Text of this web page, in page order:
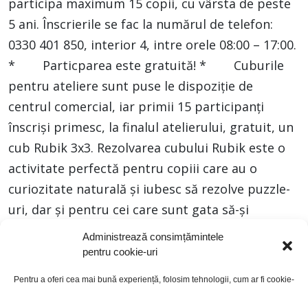
Administrează consimțămintele
pentru cookie-uri
Pentru a oferi cea mai bună experiență, folosim tehnologii, cum ar fi cookie-
participa maximum 15 copii, cu vârsta de peste
5 ani. Înscrierile se fac la numărul de telefon:
0330 401 850, interior 4, intre orele 08:00 – 17:00.
* Particparea este gratuită! * Cuburile
pentru ateliere sunt puse le dispoziție de
centrul comercial, iar primii 15 participanți
înscriși primesc, la finalul atelierului, gratuit, un
cub Rubik 3x3. Rezolvarea cubului Rubik este o
activitate perfectă pentru copiii care au o
curiozitate naturală și iubesc să rezolve puzzle-
uri, dar și pentru cei care sunt gata să-și
antreneze mintea și răbdarea răsucind și
rearanjând cuburi. . Locurile sunt limitate! Nu
uitați să vă programați! ?